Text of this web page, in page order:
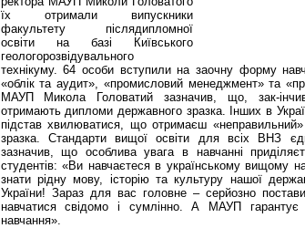
їх отримали випускники
факультету післядипломної
освіти на базі Київського
геологорозвідувального
технікуму. 64 особи вступили на заочну форму
«облік та аудит», «промисловий менеджмент» та
МАУП Микола Головатий зазначив, що, зак-
отримають дипломи державного зразка. Інших в
підстав хвилюватися, що отримаєш
зразка. Стандарти вищої освіти для всіх ВНЗ
зазначив, що особлива увага в навчанні
студентів: «Ви навчаєтеся в українському вищому
знати рідну мову, історію та культуру нашої
України! Зараз для вас головне – серйозно
навчатися свідомо і сумлінно. А МАУП
навчання».